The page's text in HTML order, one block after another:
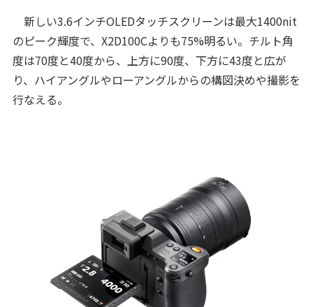
新しい3.6インチOLEDタッチスクリーンは最大1400nit
のピーク輝度で、X2D100Cよりも75%明るい。チルト角
度は70度と40度から、上方に90度、下方に43度と広が
り、ハイアングルやローアングルからの構図決めや撮影を
行なえる。